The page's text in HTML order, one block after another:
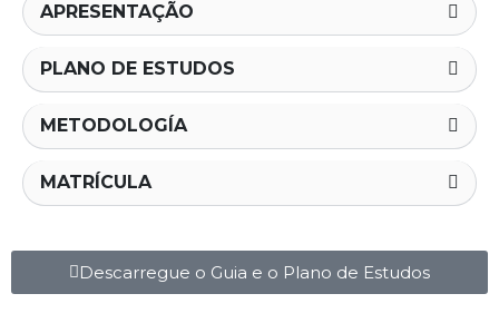
APRESENTAÇÃO
PLANO DE ESTUDOS
METODOLOGÍA
MATRÍCULA
Descarregue o Guia e o Plano de Estudos